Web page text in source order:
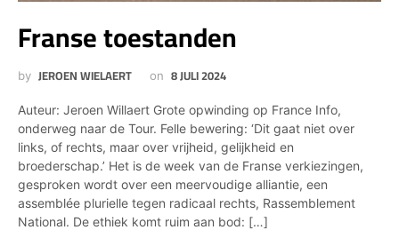
Franse toestanden
by JEROEN WIELAERT on 8 JULI 2024
Auteur: Jeroen Willaert Grote opwinding op France Info,
onderweg naar de Tour. Felle bewering: ‘Dit gaat niet over
links, of rechts, maar over vrijheid, gelijkheid en
broederschap.’ Het is de week van de Franse verkiezingen,
gesproken wordt over een meervoudige alliantie, een
assemblée plurielle tegen radicaal rechts, Rassemblement
National. De ethiek komt ruim aan bod: […]